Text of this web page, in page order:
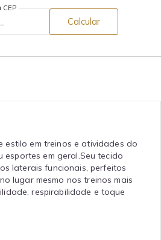
CEP
Calcular
em treinos e atividades do
em geral.Seu tecido
laterais funcionais, perfeitos
lugar mesmo nos treinos mais
respirabilidade e toque